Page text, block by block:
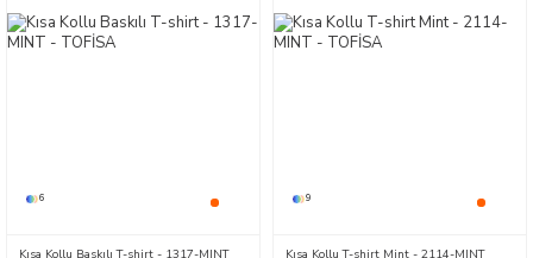
6
Kısa Kollu Baskılı T-shirt - 1317-MINT
9
Kısa Kollu T-shirt Mint - 2114-MINT